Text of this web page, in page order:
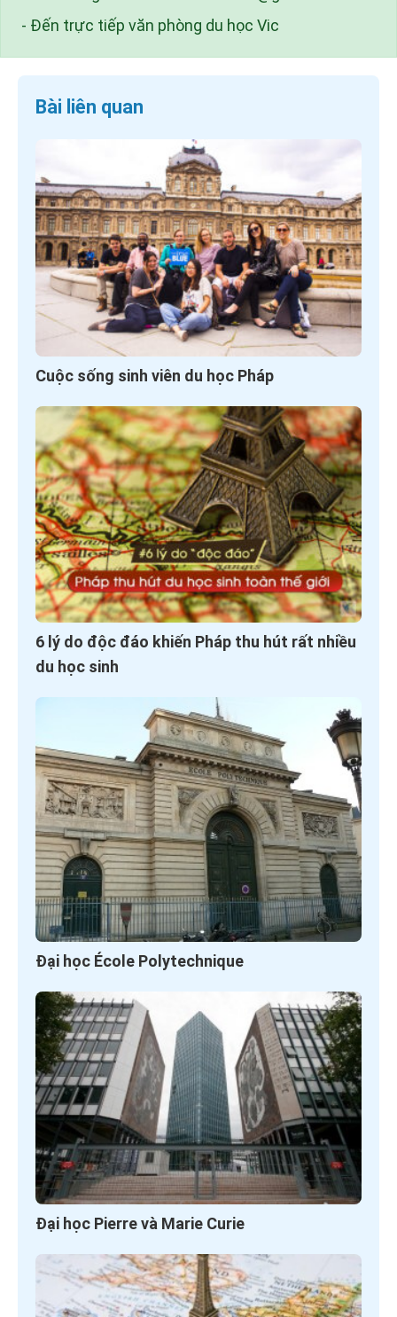
- Đến trực tiếp văn phòng du học Vic
Bài liên quan
Cuộc sống sinh viên du học Pháp
6 lý do độc đáo khiến Pháp thu hút rất nhiều
du học sinh
Đại học École Polytechnique
Đại học Pierre và Marie Curie